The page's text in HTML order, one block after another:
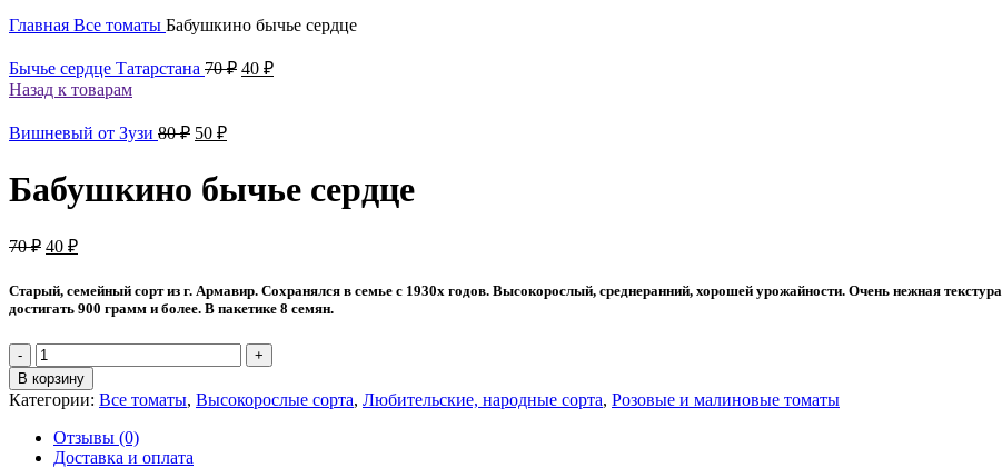
Главная Все томаты Бабушкино бычье сердце
Бычье сердце Татарстана 70₽ Первоначальная
40 ₽Текущая
Назад к товарам
Вишневый от Зузи 80₽ Первоначальная
80 ₽.
50 ₽Текущая
Бабушкино бычье сердце
70₽ Первоначальная
составляла
70 ₽.
40 ₽Текущая
40 ₽.
Старый, семейный сорт из г. Армавир. Сохранялся в семье с 1930х годов. Высокорослый, среднеранний, хорошей урожайности. Очень нежная
достигать 900 грамм и более. В пакетике 8 семян.
Количество
товара
Бабушкино
бычье
сердце
В корзину
Категории: Все томаты, Высокорослые сорта, Любительские, народные сорта, Розовые и малиновые томаты
Отзывы (0)
Доставка и оплата